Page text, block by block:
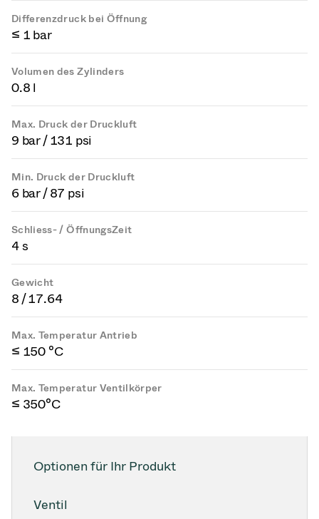
Differenzdruck bei Öffnung
≤ 1 bar
Volumen des Zylinders
0.8 l
Max. Druck der Druckluft
9 bar / 131 psi
Min. Druck der Druckluft
6 bar / 87 psi
Schliess- / ÖffnungsZeit
4 s
Gewicht
8 / 17.64
Max. Temperatur Antrieb
≤ 150 °C
Max. Temperatur Ventilkörper
≤ 350°C
Optionen für Ihr Produkt
Ventil